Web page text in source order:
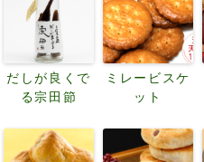
だしが良くで
る宗田節
ミレービスケ
ット